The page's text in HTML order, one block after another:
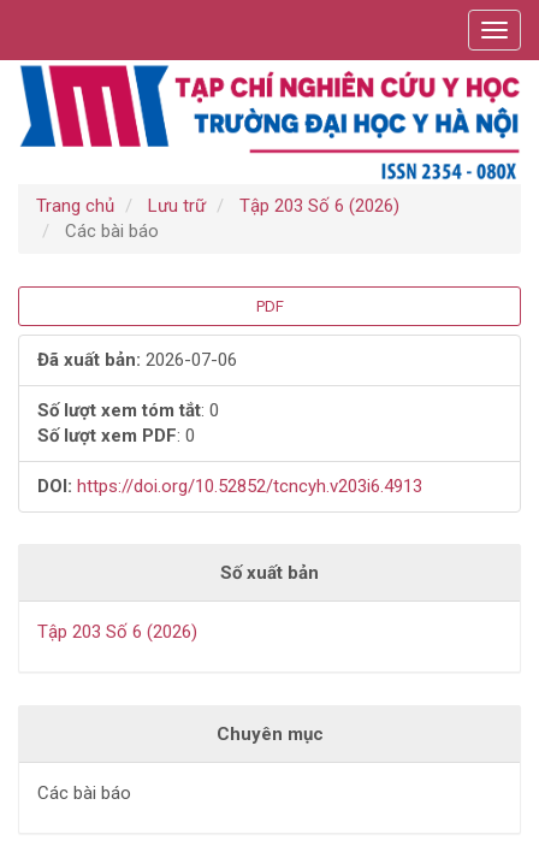
chính
Nội
dung
chính
Trang chủ Lưu trữ
Tập 203 Số 6 (2026)
Các bài báo
Thanh
bên
bài
viết
PDF
Đã xuất bản: 2026-07-06
Số lượt xem tóm tắt: 0
Số lượt xem PDF: 0
DOI: https://doi.org/10.52852/tcncyh.v203i6.4913
Số xuất bản
Tập 203 Số 6 (2026)
Chuyên mục
Các bài báo